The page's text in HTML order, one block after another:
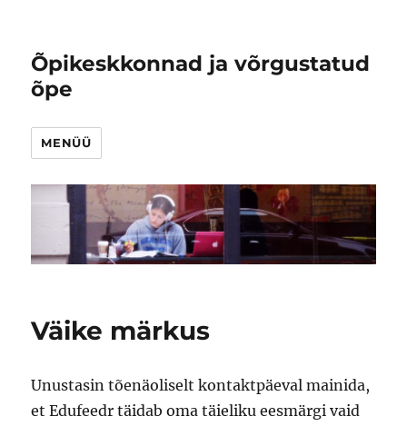
Õpikeskkonnad ja võrgustatud
õpe
MENÜÜ
Väike märkus
Unustasin tõenäoliselt kontaktpäeval mainida,
et Edufeedr täidab oma täieliku eesmärgi vaid